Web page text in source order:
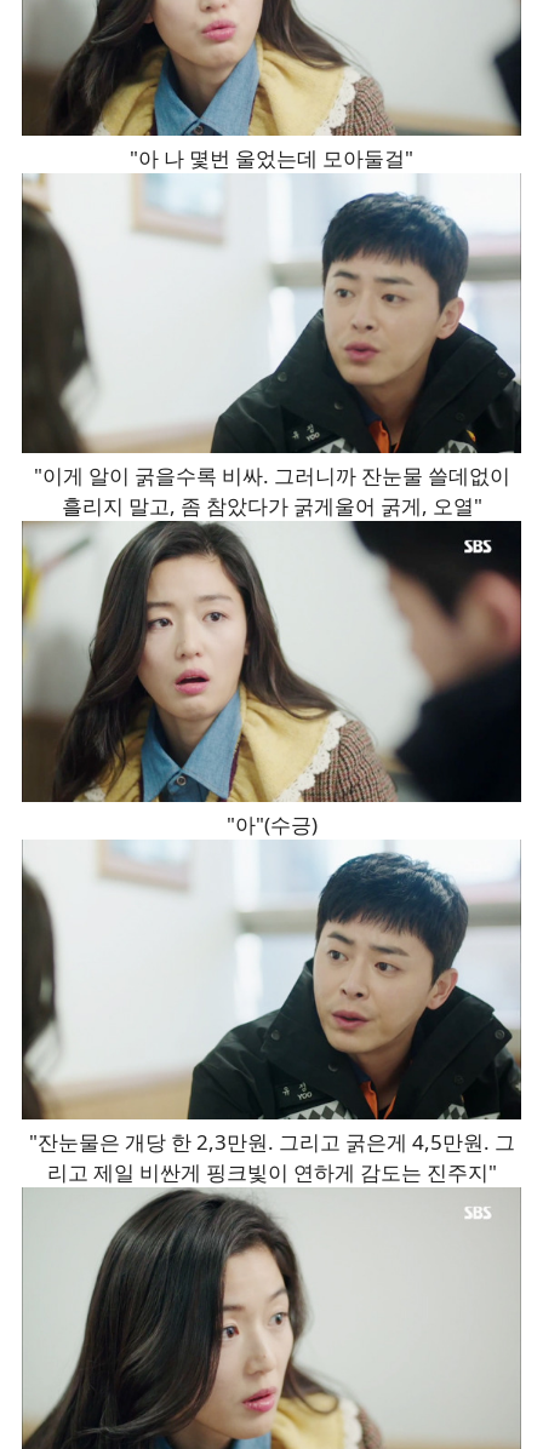
"아 나 몇번 울었는데 모아둘걸"
"이게 알이 굵을수록 비싸. 그러니까 잔눈물 쓸데없이
흘리지 말고, 좀 참았다가 굵게울어 굵게, 오열"
"아"(수긍)
"잔눈물은 개당 한 2,3만원. 그리고 굵은게 4,5만원. 그
리고 제일 비싼게 핑크빛이 연하게 감도는 진주지"